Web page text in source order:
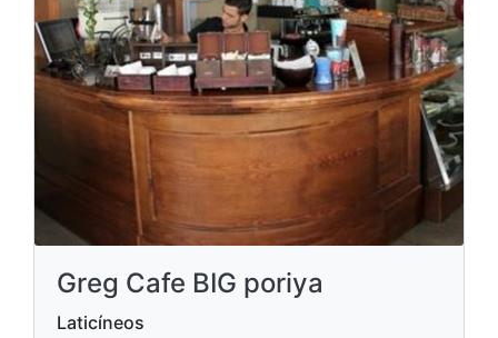
Greg Cafe BIG poriya
Laticíneos